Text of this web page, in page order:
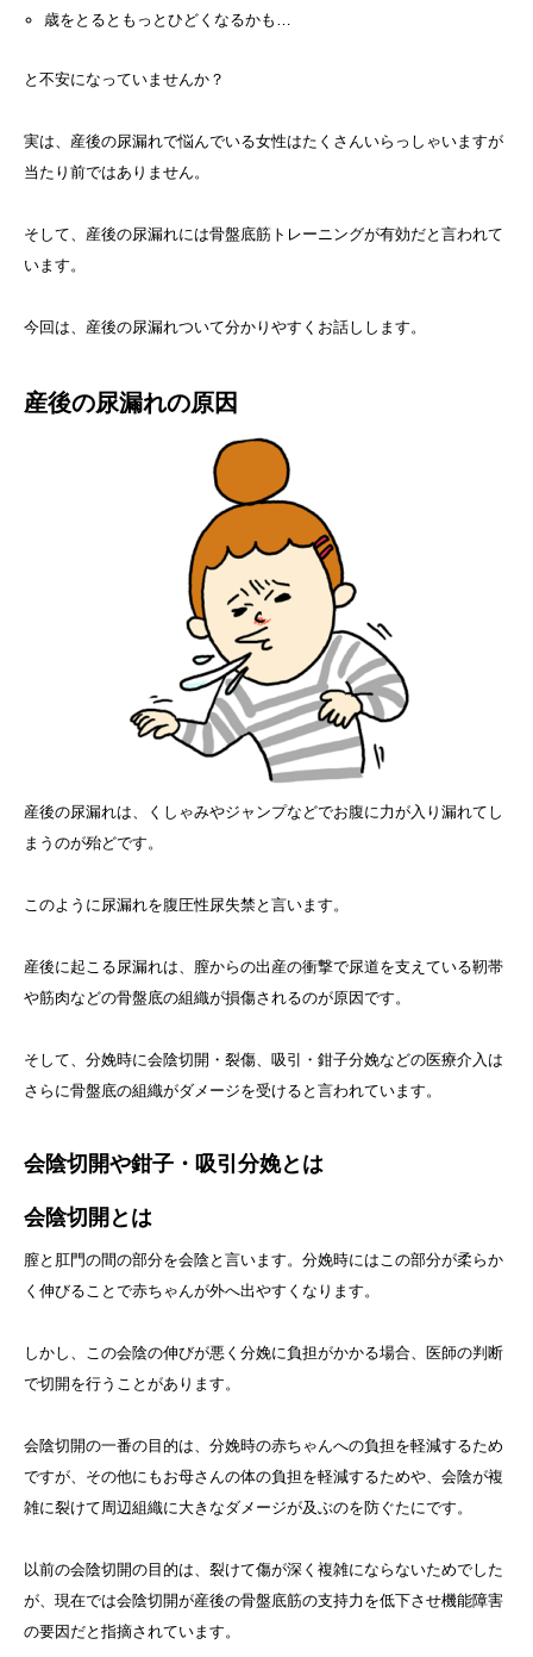
歳をとるともっとひどくなるかも…
と不安になっていませんか？
実は、産後の尿漏れで悩んでいる女性はたくさんいらっしゃいますが
当たり前ではありません。
そして、産後の尿漏れには骨盤底筋トレーニングが有効だと言われて
います。
今回は、産後の尿漏れついて分かりやすくお話しします。
産後の尿漏れの原因
産後の尿漏れは、くしゃみやジャンプなどでお腹に力が入り漏れてし
まうのが殆どです。
このように尿漏れを腹圧性尿失禁と言います。
産後に起こる尿漏れは、膣からの出産の衝撃で尿道を支えている靭帯
や筋肉などの骨盤底の組織が損傷されるのが原因です。
そして、分娩時に会陰切開・裂傷、吸引・鉗子分娩などの医療介入は
さらに骨盤底の組織がダメージを受けると言われています。
会陰切開や鉗子・吸引分娩とは
会陰切開とは
膣と肛門の間の部分を会陰と言います。分娩時にはこの部分が柔らか
く伸びることで赤ちゃんが外へ出やすくなります。
しかし、この会陰の伸びが悪く分娩に負担がかかる場合、医師の判断
で切開を行うことがあります。
会陰切開の一番の目的は、分娩時の赤ちゃんへの負担を軽減するため
ですが、その他にもお母さんの体の負担を軽減するためや、会陰が複
雑に裂けて周辺組織に大きなダメージが及ぶのを防ぐたにです。
以前の会陰切開の目的は、裂けて傷が深く複雑にならないためでした
が、現在では会陰切開が産後の骨盤底筋の支持力を低下させ機能障害
の要因だと指摘されています。